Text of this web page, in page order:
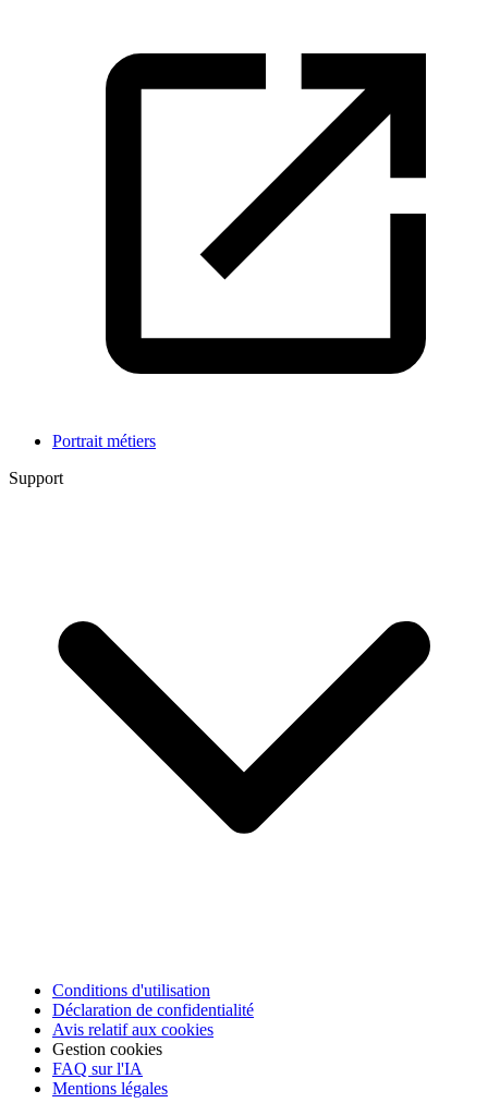
Portrait métiers
Support
Conditions d'utilisation
Déclaration de confidentialité
Avis relatif aux cookies
Gestion cookies
FAQ sur l'IA
Mentions légales